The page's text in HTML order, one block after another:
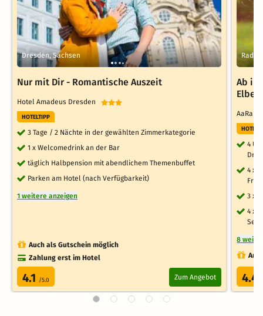
Dresden, Sachsen
Nur mit Dir - Romantische Auszeit
Hotel Amadeus Dresden
HOTELTIPP
3 Tage / 2 Nächte in der gewählten Zimmerkategorie
1 x Welcomedrink an der Bar
täglich Halbpension mit abendlichem Themenbuffet
Parken am Hotel (nach Verfügbarkeit)
1 weitere anzeigen
Auch als Gutschein möglich
Zahlung erst im Hotel
4.1 /5.0 Zum Angebot
Ab in
AaRa
4
4 x
3 x
4 x
8
4.4